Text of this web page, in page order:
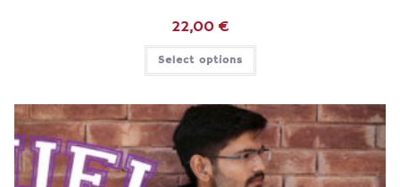
22,00 €
Select options